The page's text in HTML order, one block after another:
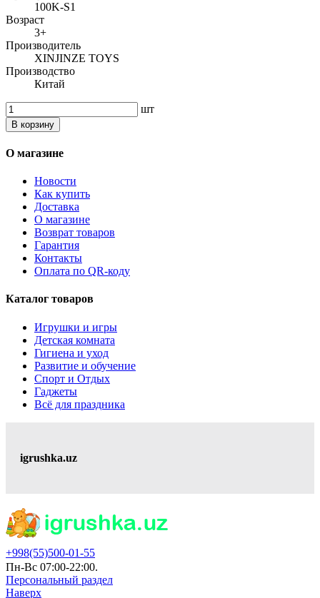
100K-S1
Возраст
3+
Производитель
XINJINZE TOYS
Производство
Китай
шт
В корзину
О магазине
Новости
Как купить
Доставка
О магазине
Возврат товаров
Гарантия
Контакты
Оплата по QR-коду
Каталог товаров
Игрушки и игры
Детская комната
Гигиена и уход
Развитие и обучение
Спорт и Отдых
Гаджеты
Всё для праздника
igrushka.uz
+998(55)500-01-55
Пн-Вс 07:00-22:00.
Персональный раздел
Наверх